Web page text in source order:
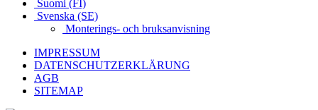
Suomi (FI)
Svenska (SE)
Monterings- och bruksanvisning
IMPRESSUM
DATENSCHUTZERKLÄRUNG
AGB
SITEMAP